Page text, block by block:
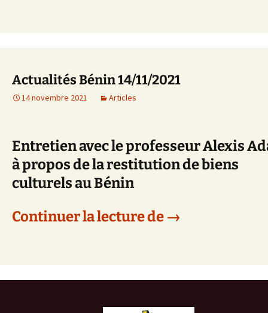
Actualités Bénin 14/11/2021
14 novembre 2021 Articles
Entretien avec le professeur Alexis
à propos de la restitution de biens
culturels au Bénin
Continuer la lecture de Actualités
→